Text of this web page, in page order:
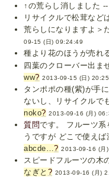
↑の荒らし消しました --
リサイクルで松茸など
荒らしになりますよ＞
09-15 (日) 09:24:49
種より花のほうが売れ
四葉のクローバー出ま
ww? 2013-09-15 (日)
タンポポの種(紫)が手に
ないし、リサイクルで
noko? 2013-09-16 (月)
質問です。 フルーツ系
うですが どこで使え
abcde…? 2013-09-16 (月
スピードフルーツの木
なぎと ? 2013-09-16 (月)